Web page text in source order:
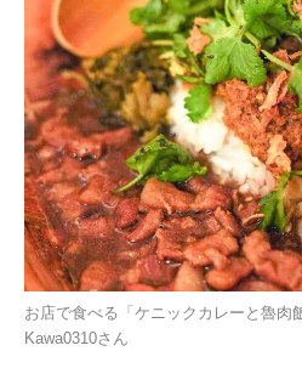
お店で食べる「ケニックカレーと魯肉
Kawa0310さん